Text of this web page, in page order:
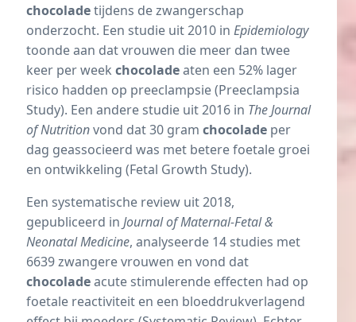
chocoladetijdens de zwangerschap
onderzocht. Een studie uit 2010 in Epidemiology
toonde aan dat vrouwen die meer dan twee
keer per week chocoladeaten een 52% lager
risico hadden op preeclampsie (Preeclampsia
Study). Een andere studie uit 2016 in The Journal
of Nutritionvond dat 30 gram chocolade per
dag geassocieerd was met betere foetale groei
en ontwikkeling (Fetal Growth Study).
Een systematische review uit 2018,
gepubliceerd in Journal of Maternal-Fetal &
Neonatal Medicine, analyseerde 14 studies met
6639 zwangere vrouwen en vond dat
chocoladeacute stimulerende effecten had op
foetale reactiviteit en een bloeddrukverlagend